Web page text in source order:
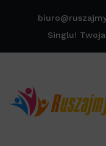
Singlu!